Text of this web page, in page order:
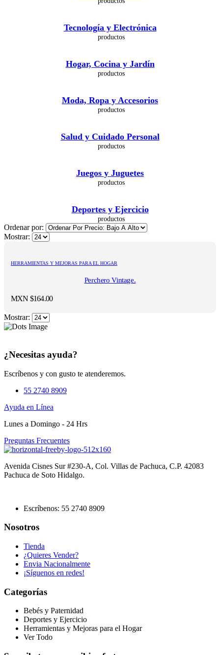
Tecnología y Electrónica
Hogar, Cocina y Jardín
Moda, Ropa y Accesorios
Salud y Cuidado Personal
Juegos y Juguetes
Deportes y Ejercicio
Ordenar por:
Mostrar:
HERRAMIENTAS Y MEJORAS PARA EL HOGAR
Perchero Vintage.
MXN $164.00
Mostrar:
¿Necesitas ayuda?
Escríbenos y con gusto te atenderemos.
55 2740 8909
Ayuda en Línea
Lunes a Domingo - 24 Hrs
Preguntas Frecuentes
Avenida Cisnes Sur #230-A, Col. Villas de Pachuca, C.P. 42083
Pachuca de Soto Hidalgo.
Escríbenos: 55 2740 8909
Nosotros
Tienda
¿Quieres Vender?
Envia Nacionalmente
¡Síguenos en redes!
Categorías
Bebés y Paternidad
Deportes y Ejercicio
Herramientas y Mejoras para el Hogar
Ver Todo